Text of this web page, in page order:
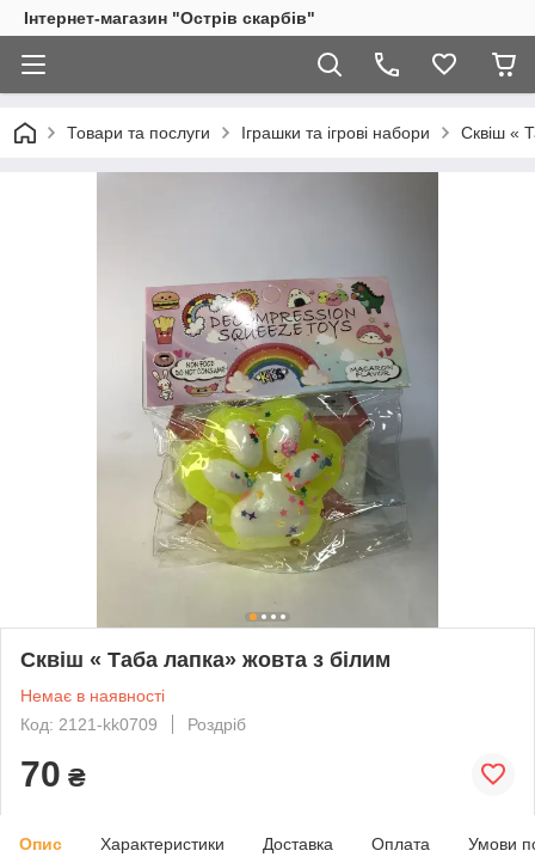
Інтернет-магазин "Острів скарбів"
Товари та послуги Іграшки та ігрові набори Сквіш «
Сквіш « Таба лапка» жовта з білим
Немає в наявності
Код: 2121-kk0709
Роздріб
70 ₴
Опис Характеристики Доставка Оплата Умови